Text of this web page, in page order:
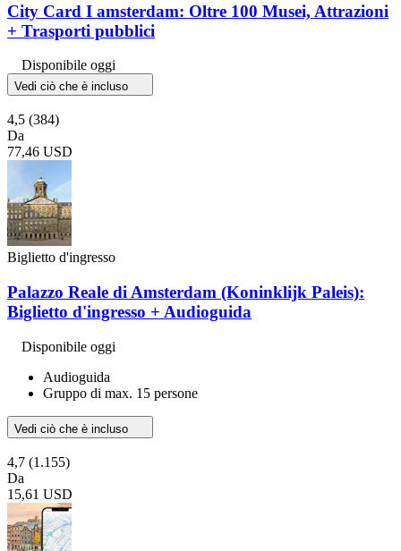
City Card I amsterdam: Oltre 100 Musei, Attrazioni
+ Trasporti pubblici
Disponibile oggi
Vedi ciò che è incluso
4,5 (384)
Da
77,46 USD
Biglietto d'ingresso
Palazzo Reale di Amsterdam (Koninklijk Paleis):
Biglietto d'ingresso + Audioguida
Disponibile oggi
Audioguida
Gruppo di max. 15 persone
Vedi ciò che è incluso
4,7 (1.155)
Da
15,61 USD